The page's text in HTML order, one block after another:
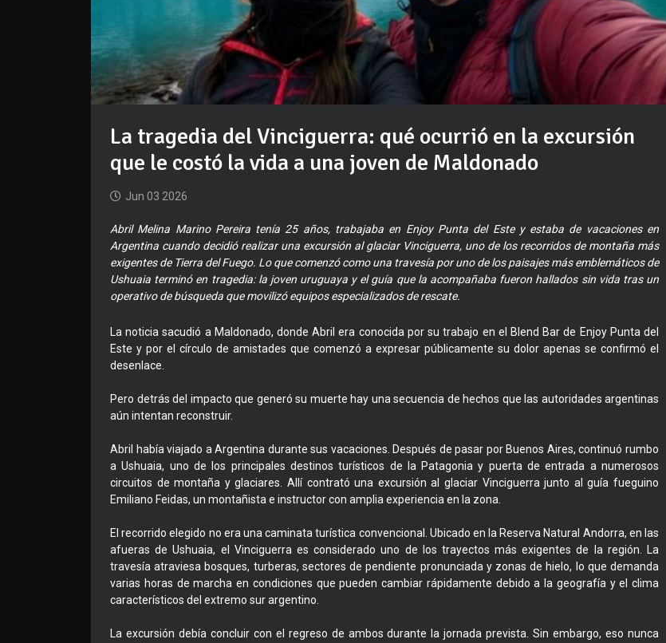
La tragedia del Vinciguerra: qué ocurrió en la excursión
que le costó la vida a una joven de Maldonado
Jun 03 2026
Abril Melina Marino Pereira tenía 25 años, trabajaba en Enjoy Punta del Este y estaba de vacaciones en
Argentina cuando decidió realizar una excursión al glaciar Vinciguerra, uno de los recorridos de montaña más
exigentes de Tierra del Fuego. Lo que comenzó como una travesía por uno de los paisajes más emblemáticos de
Ushuaia terminó en tragedia: la joven uruguaya y el guía que la acompañaba fueron hallados sin vida tras un
operativo de búsqueda que movilizó equipos especializados de rescate.
La noticia sacudió a Maldonado, donde Abril era conocida por su trabajo en el Blend Bar de Enjoy Punta del
Este y por el círculo de amistades que comenzó a expresar públicamente su dolor apenas se confirmó el
desenlace.
Pero detrás del impacto que generó su muerte hay una secuencia de hechos que las autoridades argentinas
aún intentan reconstruir.
Abril había viajado a Argentina durante sus vacaciones. Después de pasar por Buenos Aires, continuó rumbo
a Ushuaia, uno de los principales destinos turísticos de la Patagonia y puerta de entrada a numerosos
circuitos de montaña y glaciares. Allí contrató una excursión al glaciar Vinciguerra junto al guía fueguino
Emiliano Feidas, un montañista e instructor con amplia experiencia en la zona.
El recorrido elegido no era una caminata turística convencional. Ubicado en la Reserva Natural Andorra, en las
afueras de Ushuaia, el Vinciguerra es considerado uno de los trayectos más exigentes de la región. La
travesía atraviesa bosques, turberas, sectores de pendiente pronunciada y zonas de hielo, lo que demanda
varias horas de marcha en condiciones que pueden cambiar rápidamente debido a la geografía y el clima
característicos del extremo sur argentino.
La excursión debía concluir con el regreso de ambos durante la jornada prevista. Sin embargo, eso nunca